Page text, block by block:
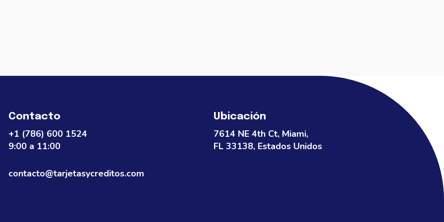
Contacto
+1 (786) 600 1524
9:00 a 11:00
contacto@tarjetasycreditos.com
Ubicación
7614 NE 4th Ct, Miami,
FL 33138, Estados Unidos